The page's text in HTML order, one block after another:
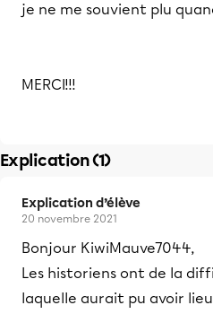
je ne me souvient plu
MERCI!!!
Explication (1)
Explication d’élève
20 novembre 2021
Bonjour KiwiMauve7044,
Les historiens ont de la
laquelle aurait pu avoir